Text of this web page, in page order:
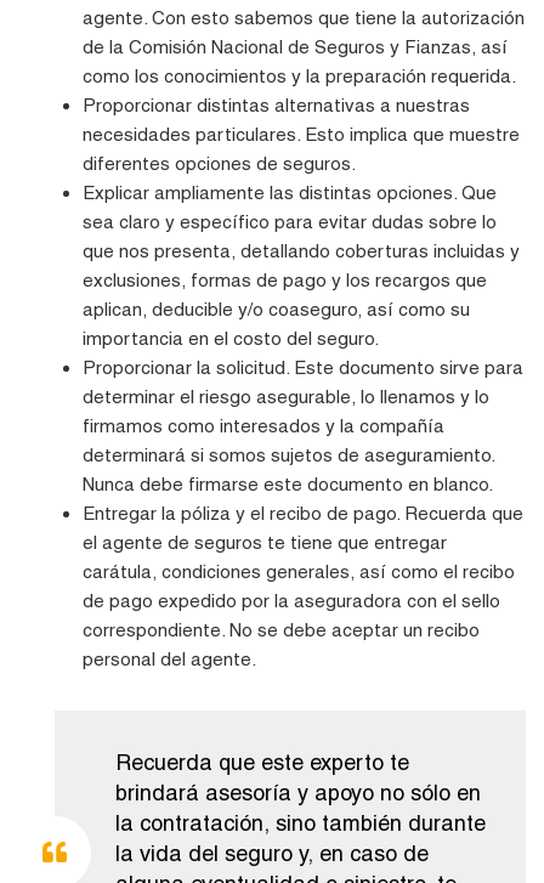
agente. Con esto sabemos que tiene la autorización
de la Comisión Nacional de Seguros y Fianzas, así
como los conocimientos y la preparación requerida.
Proporcionar distintas alternativas a nuestras
necesidades particulares. Esto implica que muestre
diferentes opciones de seguros.
Explicar ampliamente las distintas opciones. Que
sea claro y específico para evitar dudas sobre lo
que nos presenta, detallando coberturas incluidas y
exclusiones, formas de pago y los recargos que
aplican, deducible y/o coaseguro, así como su
importancia en el costo del seguro.
Proporcionar la solicitud. Este documento sirve para
determinar el riesgo asegurable, lo llenamos y lo
firmamos como interesados y la compañía
determinará si somos sujetos de aseguramiento.
Nunca debe firmarse este documento en blanco.
Entregar la póliza y el recibo de pago. Recuerda que
el agente de seguros te tiene que entregar
carátula, condiciones generales, así como el recibo
de pago expedido por la aseguradora con el sello
correspondiente. No se debe aceptar un recibo
personal del agente.
Recuerda que este experto te
brindará asesoría y apoyo no sólo en
la contratación, sino también durante
la vida del seguro y, en caso de